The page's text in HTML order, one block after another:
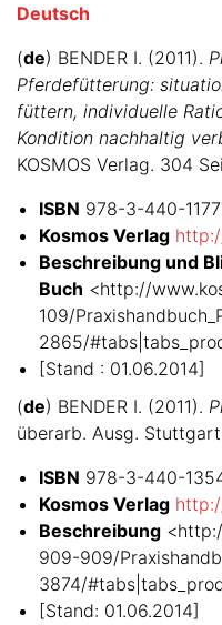
Deutsch
(de) BENDER I. (2011).
Pferdefütterung:
füttern, individuelle
Kondition nachhaltig
KOSMOS Verlag. 304
ISBN 978-3-440-
Kosmos Verlag
Beschreibung und
Buch <http://
109/
2865/
[Stand : 01.06.2014]
(de) BENDER I. (2011).
überarb. Ausg.
ISBN 978-3-440-
Kosmos Verlag
Beschreibung
909-909/
3874/
[Stand: 01.06.2014]